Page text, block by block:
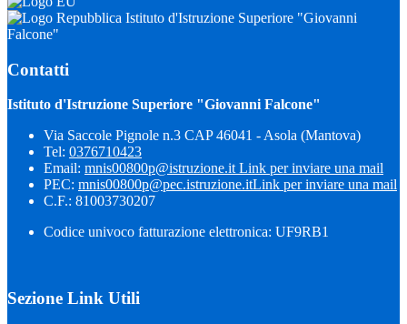
Istituto d'Istruzione Superiore "Giovanni
Falcone"
Contatti
Istituto d'Istruzione Superiore "Giovanni Falcone"
Via Saccole Pignole n.3 CAP 46041 - Asola (Mantova)
Tel: 0376710423
Email: mnis00800p@istruzione.itLink per inviare una mail
PEC: mnis00800p@pec.istruzione.itLink per inviare una mail
C.F.: 81003730207
Codice univoco fatturazione elettronica: UF9RB1
Sezione Link Utili